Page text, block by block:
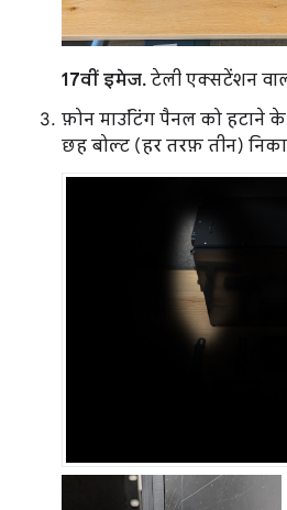
17वीं इमेज. टेली एक्सटेंशन
फ़ोन माउंटिंग पैनल को हटाने
छह बोल्ट (हर तरफ़ तीन)